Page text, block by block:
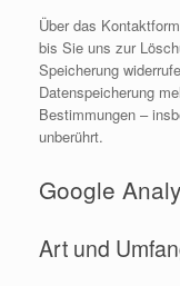
Über das
bis Sie uns zur
Speicherung
Datenspeicherung
Bestimmungen –
unberührt.
Google
Art und